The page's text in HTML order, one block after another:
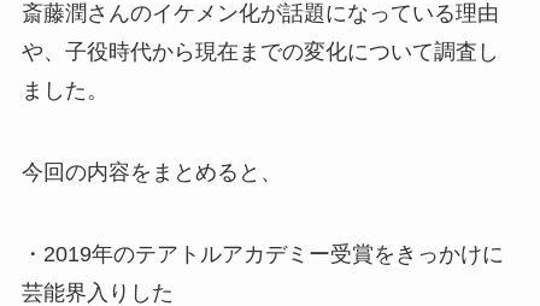
斎藤潤さんのイケメン化が話題になっている理由
や、子役時代から現在までの変化について調査し
ました。
今回の内容をまとめると、
・2019年のテアトルアカデミー受賞をきっかけに
芸能界入りした